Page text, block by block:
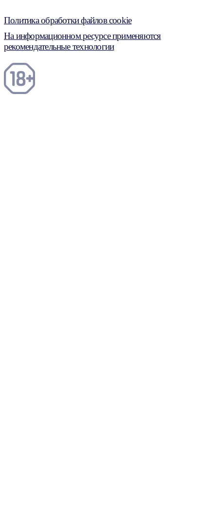
Политика обработки файлов cookie
На информационном ресурсе применяются
рекомендательные технологии